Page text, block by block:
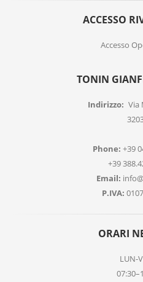
ACCESSO
Accesso
TONIN
Indirizzo: Via
Phone: +39
+39
Email:
P.IVA:
ORARI
LUN-